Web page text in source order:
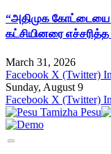
“அதிமுக கோட்டையை
கட்சியினரை
March 31, 2026
Facebook X (Twitter)
Sunday, August 9
Facebook X (Twitter)